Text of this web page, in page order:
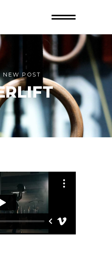
NEW POST